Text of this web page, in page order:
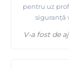
pentru uz
siguranță
V-a fost de